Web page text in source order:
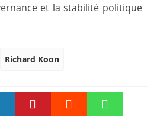
et la stabilité politique
Richard Koon